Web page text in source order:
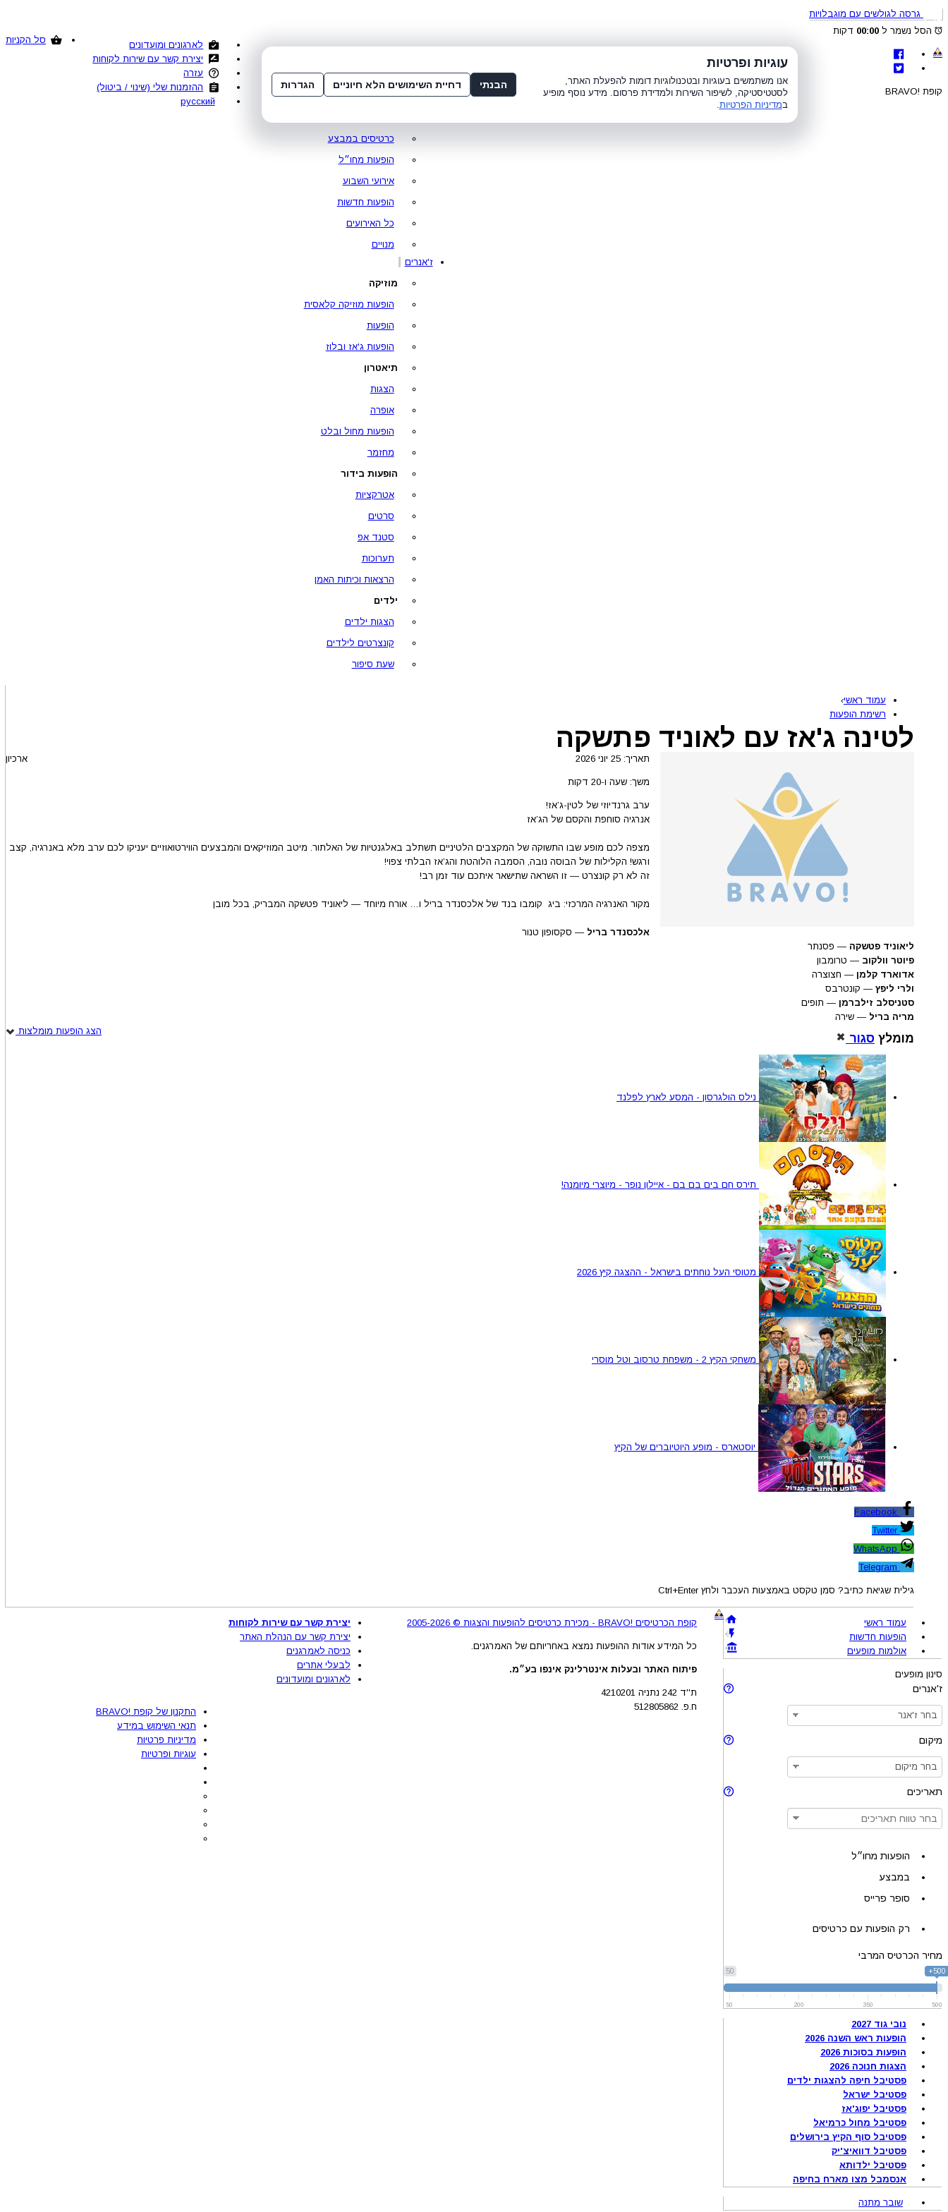
גרסה לגולשים עם מוגבלויות
סל הקניות
הסל נשמר ל 00:00 דקות
קופת !BRAVO
עמוד ראשי
סופר פרייס
כרטיסים במבצע
הופעות מחו״ל
אירועי השבוע
הופעות חדשות
כל האירועים
מנויים
ז'אנרים
מוזיקה
הופעות מוזיקה קלאסית
הופעות
הופעות ג'אז ובלוז
תיאטרון
הצגות
אופרה
הופעות מחול ובלט
מחזמר
הופעות בידור
אטרקציות
סרטים
סטנד אפ
תערוכות
הרצאות וכיתות האמן
ילדים
הצגות ילדים
קונצרטים לילדים
שעת סיפור
לארגונים ומועדונים
יצירת קשר עם שירות לקוחות
עזרה
ההזמנות שלי (שינוי / ביטול)
русский
עמוד ראשי›
רשימת הופעות
לטינה ג'אז עם לאוניד פתשקה
ארכיון תאריך: 25 יוני 2026
משך: שעה ו-20 דקות
ערב גרנדיוזי של לטין-ג’אז!
אנרגיה סוחפת והקסם של הג’אז
מצפה לכם מופע שבו התשוקה של המקצבים הלטיניים תשתלב באלגנטיות של האלתור. מיטב המוזיקאים והמבצעים הווירטואוזיים יעניקו לכם ערב מלא באנרגיה, קצב
ורגש! הקלילות של הבוסה נובה, הסמבה הלוהטת והג’אז הבלתי צפוי!
זה לא רק קונצרט — זו השראה שתישאר איתכם עוד זמן רב!
מקור האנרגיה המרכזי: ביג קומבו בנד של אלכסנדר בריל ו… אורח מיוחד — ליאוניד פטשקה המבריק, בכל מובן
אלכסנדר בריל — סקסופון טנור
ליאוניד פטשקה — פסנתר
פיוטר וולקוב — טרומבון
אדוארד קלמן — חצוצרה
ולרי ליפץ — קונטרבס
סטניסלב זילברמן — תופים
מריה בריל — שירה
הצג הופעות מומלצות
מומלץ סגור
נילס הולגרסון - המסע לארץ לפלנד
תירס חם בים בם בם - איילון נופר - מיוצרי מיומנה!
מטוסי העל נוחתים בישראל - ההצגה קיץ 2026
משחקי הקיץ 2 - משפחת טרסוב וטל מוסרי
יוסטארס - מופע היוטיוברים של הקיץ
גילית שגיאת כתיב? סמן טקסט באמצעות העכבר ולחץ Ctrl+Enter
עמוד ראשי
הופעות חדשות
אולמות מופעים
סינון מופעים
ז'אנרים
מיקום
תאריכים
הופעות מחו״ל
במבצע
סופר פרייס
רק הופעות עם כרטיסים
מחיר הכרטיס המרבי
50 500+
50 200 350 500
נובי גוד 2027
הופעות ראש השנה 2026
הופעות בסוכות 2026
הצגות חנוכה 2026
פסטיבל חיפה להצגות ילדים
פסטיבל ישראל
פסטיבל יפוג'אז
פסטיבל מחול כרמיאל
פסטיבל סוף הקיץ בירושלים
פסטיבל דוואיצ'יק
פסטיבל ילדותא
אנסמבל מצו מארח בחיפה
שובר מתנה
קופת הכרטיסים !BRAVO - מכירת כרטיסים להופעות והצגות © 2005-2026
כל המידע אודות ההופעות נמצא באחריותם של האמרגנים.
פיתוח האתר ובעלות אינטרלינק אינפו בע״מ.
ת''ד 242 נתניה 4210201
ח.פ. 512805862
יצירת קשר עם שירות לקוחות
יצירת קשר עם הנהלת האתר
כניסה לאמרגנים
לבעלי אתרים
לארגונים ומועדונים
התקנון של קופת !BRAVO
תנאי השימוש במידע
מדיניות פרטיות
עוגיות ופרטיות
עוגיות ופרטיות
אנו משתמשים בעוגיות ובטכנולוגיות דומות להפעלת האתר,
לסטטיסטיקה, לשיפור השירות ולמדידת פרסום. מידע נוסף מופיע
במדיניות הפרטיות.
הבנתי דחיית השימושים הלא חיוניים הגדרות